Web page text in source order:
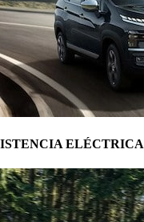
ELÉCTRICA